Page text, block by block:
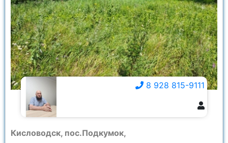
Кисловодск, пос.Подкумок,
8 928 815-9111